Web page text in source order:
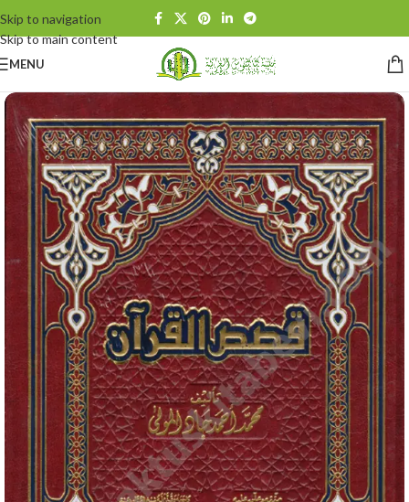
Skip to navigation
Skip to main content
MENU